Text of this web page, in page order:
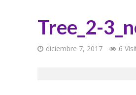
Tree_2-
diciembre 7, 2017 6